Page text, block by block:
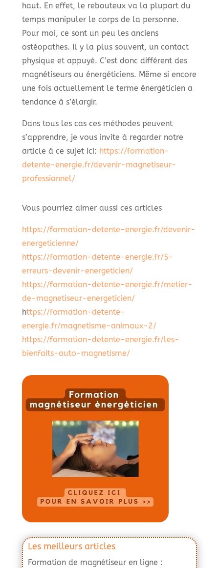
haut. En effet, le rebouteux va la plupart du
temps manipuler le corps de la personne.
Pour moi, ce sont un peu les anciens
ostéopathes. Il y la plus souvent, un contact
physique et appuyé. C’est donc différent des
magnétiseurs ou énergéticiens. Même si encore
une fois actuellement le terme énergéticien a
tendance à s’élargir.
Dans tous les cas ces méthodes peuvent
s’apprendre, je vous invite à regarder notre
article à ce sujet ici: https://formation-
detente-energie.fr/devenir-magnetiseur-
professionnel/
Vous pourriez aimer aussi ces articles
https://formation-detente-energie.fr/devenir-
energeticienne/
https://formation-detente-energie.fr/5-
erreurs-devenir-energeticien/
https://formation-detente-energie.fr/metier-
de-magnetiseur-energeticien/
https://formation-detente-
energie.fr/magnetisme-animaux-2/
https://formation-detente-energie.fr/les-
bienfaits-auto-magnetisme/
Les meilleurs articles
Formation de magnétiseur en ligne :